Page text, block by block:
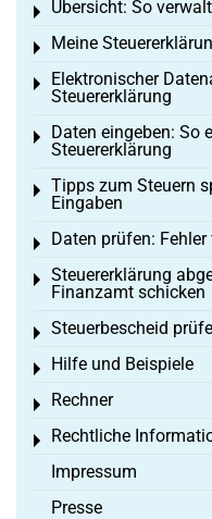
Übersicht: So
Toggle menu
Meine
Toggle menu
Elektronischer
Steuererklärung
Toggle menu
Daten eingeben: So
Steuererklärung
Toggle menu
Tipps zum Steuern
Eingaben
Toggle menu
Daten prüfen: Fehler
Toggle menu
Steuererklärung
Finanzamt schicken
Toggle menu
Steuerbescheid
Toggle menu
Hilfe und Beispiele
Toggle menu
Rechner
Toggle menu
Rechtliche
Toggle menu
Impressum
Presse